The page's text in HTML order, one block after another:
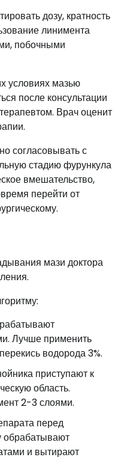
дозу, кратность
линимента
побочными
условиях мазью
после консультации
Врач оценит
согласовывать с
стадию фурункула
вмешательство,
перейти от
мази доктора
Лучше применить
водорода 3%.
приступают к
область.
2-3 слоями.
перед
обрабатывают
и вытирают